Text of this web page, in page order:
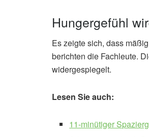
Hungergefühl
Es zeigte sich, dass
berichten die Fachleute.
widergespiegelt.
Lesen Sie auch:
11-minütiger